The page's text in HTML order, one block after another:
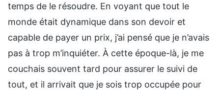
temps de le résoudre. En voyant que tout le
monde était dynamique dans son devoir et
capable de payer un prix, j’ai pensé que je n’avais
pas à trop m’inquiéter. À cette époque-là, je me
couchais souvent tard pour assurer le suivi de
tout, et il arrivait que je sois trop occupée pour